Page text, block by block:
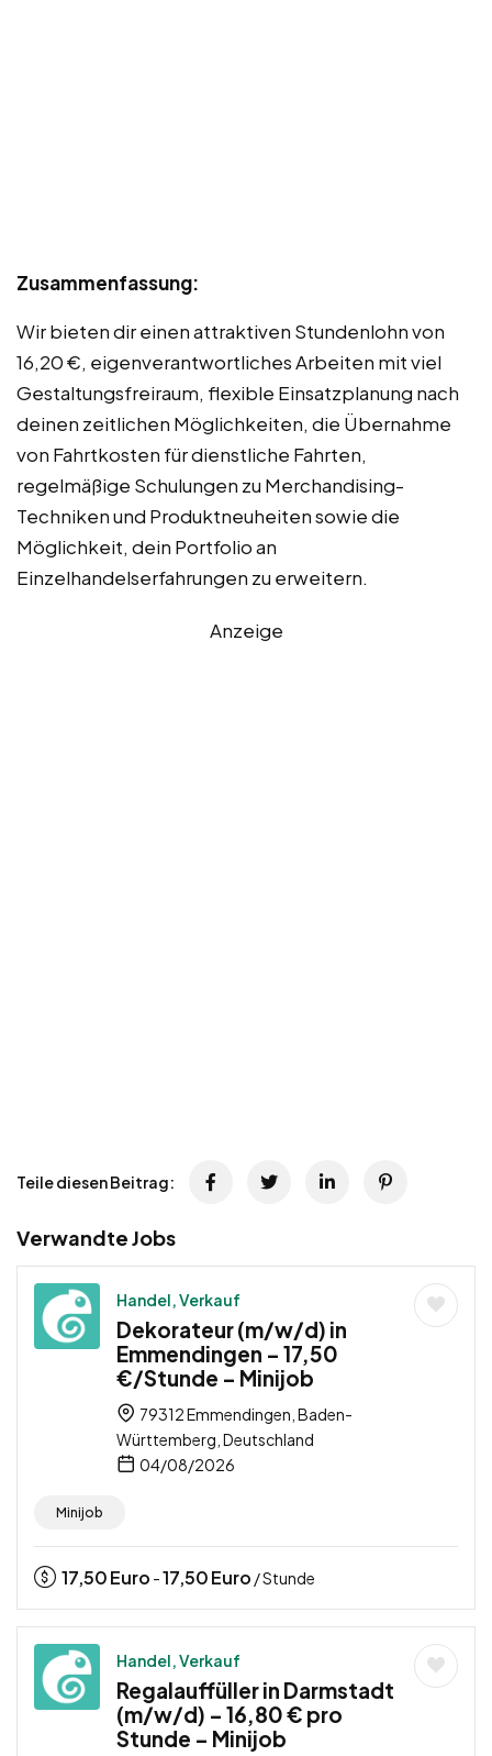
Zusammenfassung:
Wir bieten dir einen attraktiven Stundenlohn von
16,20 €, eigenverantwortliches Arbeiten mit viel
Gestaltungsfreiraum, flexible Einsatzplanung nach
deinen zeitlichen Möglichkeiten, die Übernahme
von Fahrtkosten für dienstliche Fahrten,
regelmäßige Schulungen zu Merchandising-
Techniken und Produktneuheiten sowie die
Möglichkeit, dein Portfolio an
Einzelhandelserfahrungen zu erweitern.
Anzeige
Teile diesen Beitrag:
Verwandte Jobs
Handel, Verkauf
Dekorateur (m/w/d) in
Emmendingen – 17,50
€/Stunde – Minijob
79312 Emmendingen, Baden-
Württemberg, Deutschland
04/08/2026
Minijob
17,50Euro -17,50Euro / Stunde
Handel, Verkauf
Regalauffüller in Darmstadt
(m/w/d) – 16,80 € pro
Stunde – Minijob